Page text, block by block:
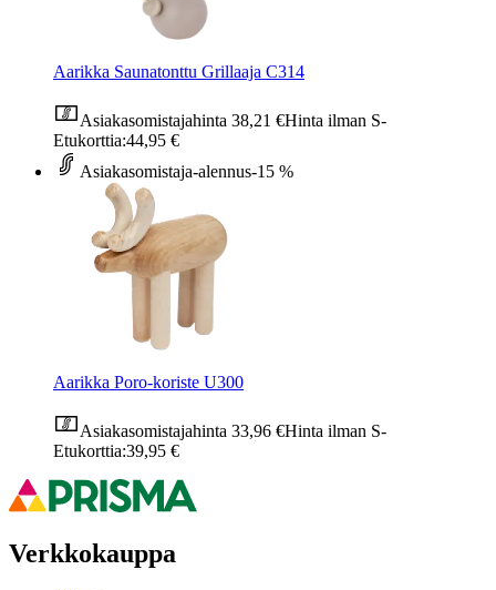
Aarikka Saunatonttu Grillaaja C314
Asiakasomistajahinta 38,21 €Hinta ilman S-
Etukorttia:44,95 €
Asiakasomistaja-alennus-15 %
Aarikka Poro-koriste U300
Asiakasomistajahinta 33,96 €Hinta ilman S-
Etukorttia:39,95 €
Verkkokauppa